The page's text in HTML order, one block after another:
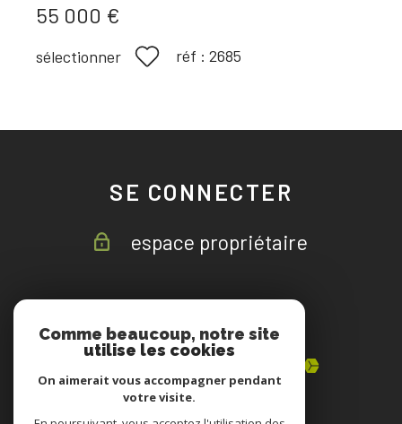
55 000 €
sélectionner réf :2685
SE CONNECTER
espace propriétaire
ADHÉRENTS
Comme beaucoup, notre site
utilise les cookies
On aimerait vous accompagner pendant
votre visite.